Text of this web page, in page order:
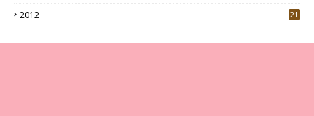
2012 21